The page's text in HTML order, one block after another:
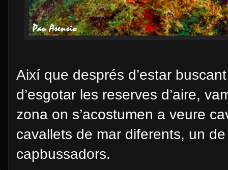
Així que després d’estar
d’esgotar les reserves d’aire,
zona on s’acostumen a veure
cavallets de mar diferents, un
capbussadors.